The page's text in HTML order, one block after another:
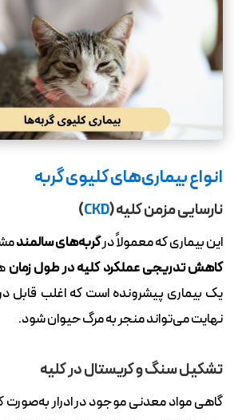
انواع بیماری‌های کلیوی گربه
نارسایی مزمن کلیه (CKD
)
این بیماری که معمولاً درگربه‌های سالمند
کاهش تدریجی عملکرد کلیه در طول زمان
یک بیماری پیشرونده است که اغلب قابل
نهایت می‌تواند منجر به مرگ حیوان شود.
تشکیل سنگ و کریستال در کلیه
گاهی مواد معدنی موجود در ادرار به‌صورت